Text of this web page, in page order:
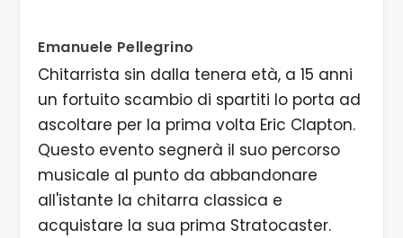
Emanuele Pellegrino
Chitarrista sin dalla tenera età, a 15 anni
un fortuito scambio di spartiti lo porta ad
ascoltare per la prima volta Eric Clapton.
Questo evento segnerà il suo percorso
musicale al punto da abbandonare
all'istante la chitarra classica e
acquistare la sua prima Stratocaster.